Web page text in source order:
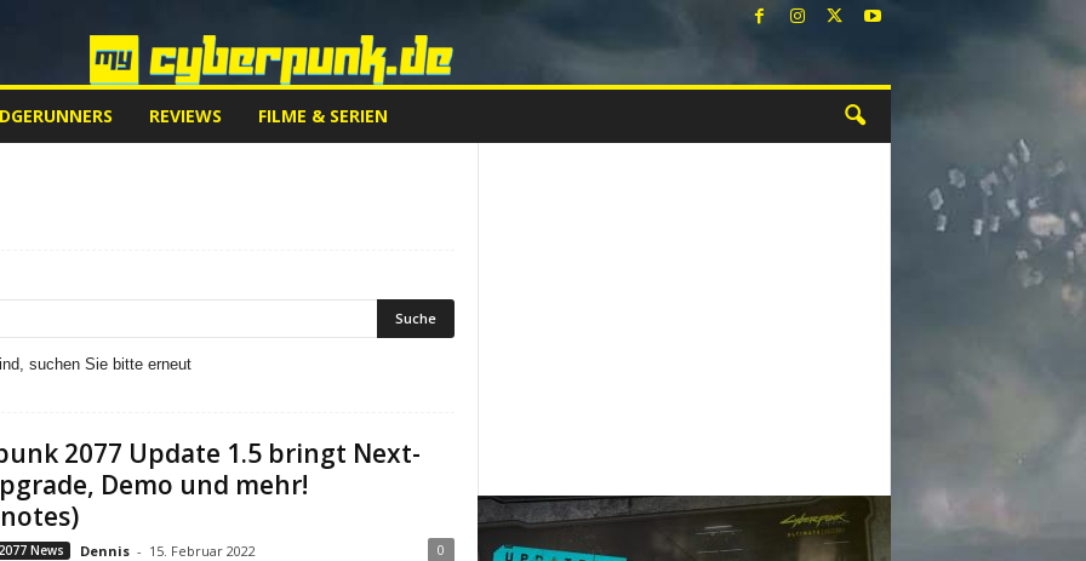
REVIEWS FILME & SERIEN
suchen Sie bitte erneut
2077 Update 1.5 bringt Next-
Demo und mehr!
News Dennis - 15. Februar 2022 0